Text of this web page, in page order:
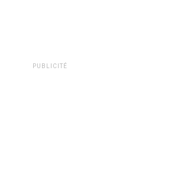
PUBLICITÉ